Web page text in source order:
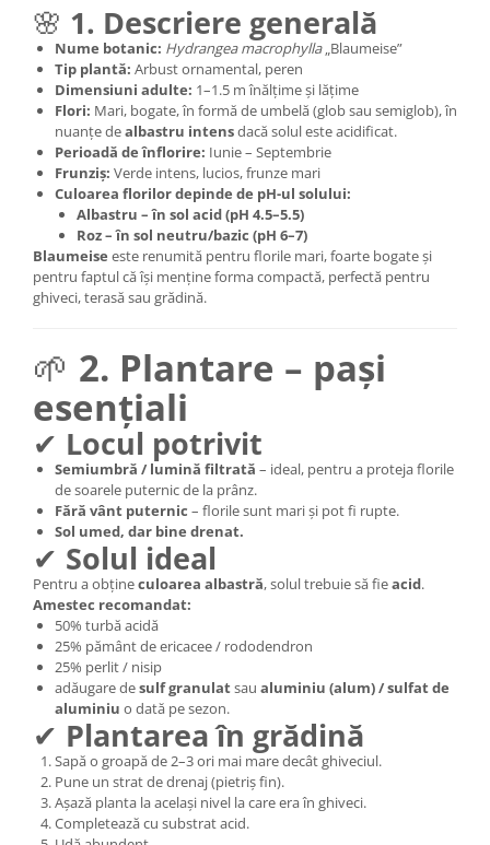
🌸 1. Descriere generală
Nume botanic: Hydrangea macrophylla„Blaumeise”
Tip plantă: Arbust ornamental, peren
Dimensiuni adulte: 1–1.5 m înălțime și lățime
Flori: Mari, bogate, în formă de umbelă (glob sau semiglob), în
nuanțe dealbastru intensdacă solul este acidificat.
Perioadă de înflorire: Iunie – Septembrie
Frunziș: Verde intens, lucios, frunze mari
Culoarea florilor depinde de pH-ul solului:
Albastru – în sol acid (pH 4.5–5.5)
Roz – în sol neutru/bazic (pH 6–7)
Blaumeise este renumită pentru florile mari, foarte bogate și
pentru faptul că își menține forma compactă, perfectă pentru
ghiveci, terasă sau grădină.
🌱 2. Plantare – pași
esențiali
✔ Locul potrivit
Semiumbră / lumină filtrată – ideal, pentru a proteja florile
de soarele puternic de la prânz.
Fără vânt puternic – florile sunt mari și pot fi rupte.
Sol umed, dar bine drenat.
✔ Solul ideal
Pentru a obțineculoarea albastră, solul trebuie să fieacid.
Amestec recomandat:
50% turbă acidă
25% pământ de ericacee / rododendron
25% perlit / nisip
adăugare desulf granulatsau aluminiu (alum) / sulfat de
aluminiu o dată pe sezon.
✔ Plantarea în grădină
Sapă o groapă de 2–3 ori mai mare decât ghiveciul.
Pune un strat de drenaj (pietriș fin).
Așază planta la același nivel la care era în ghiveci.
Completează cu substrat acid.